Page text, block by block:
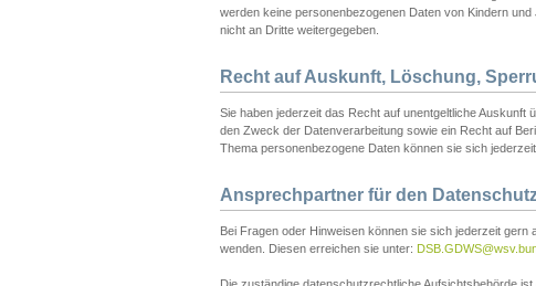
werden keine personenbezogenen Daten von Kindern
nicht an Dritte weitergegeben.
Recht auf Auskunft, Löschung,
Sie haben jederzeit das Recht auf unentgeltliche
den Zweck der Datenverarbeitung sowie ein Recht auf
Thema personenbezogene Daten können sie sich
Ansprechpartner für den
Bei Fragen oder Hinweisen können sie sich jederzeit
wenden. Diesen erreichen sie unter: